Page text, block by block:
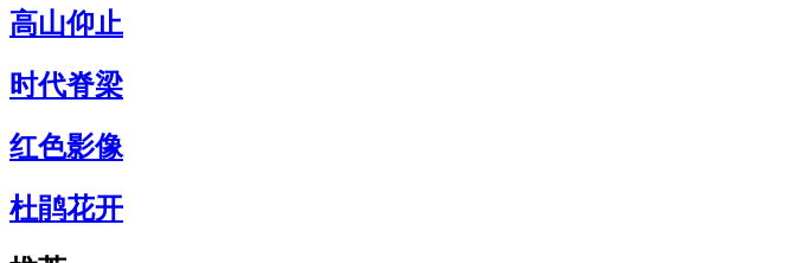
高山仰止
时代脊梁
红色影像
杜鹃花开